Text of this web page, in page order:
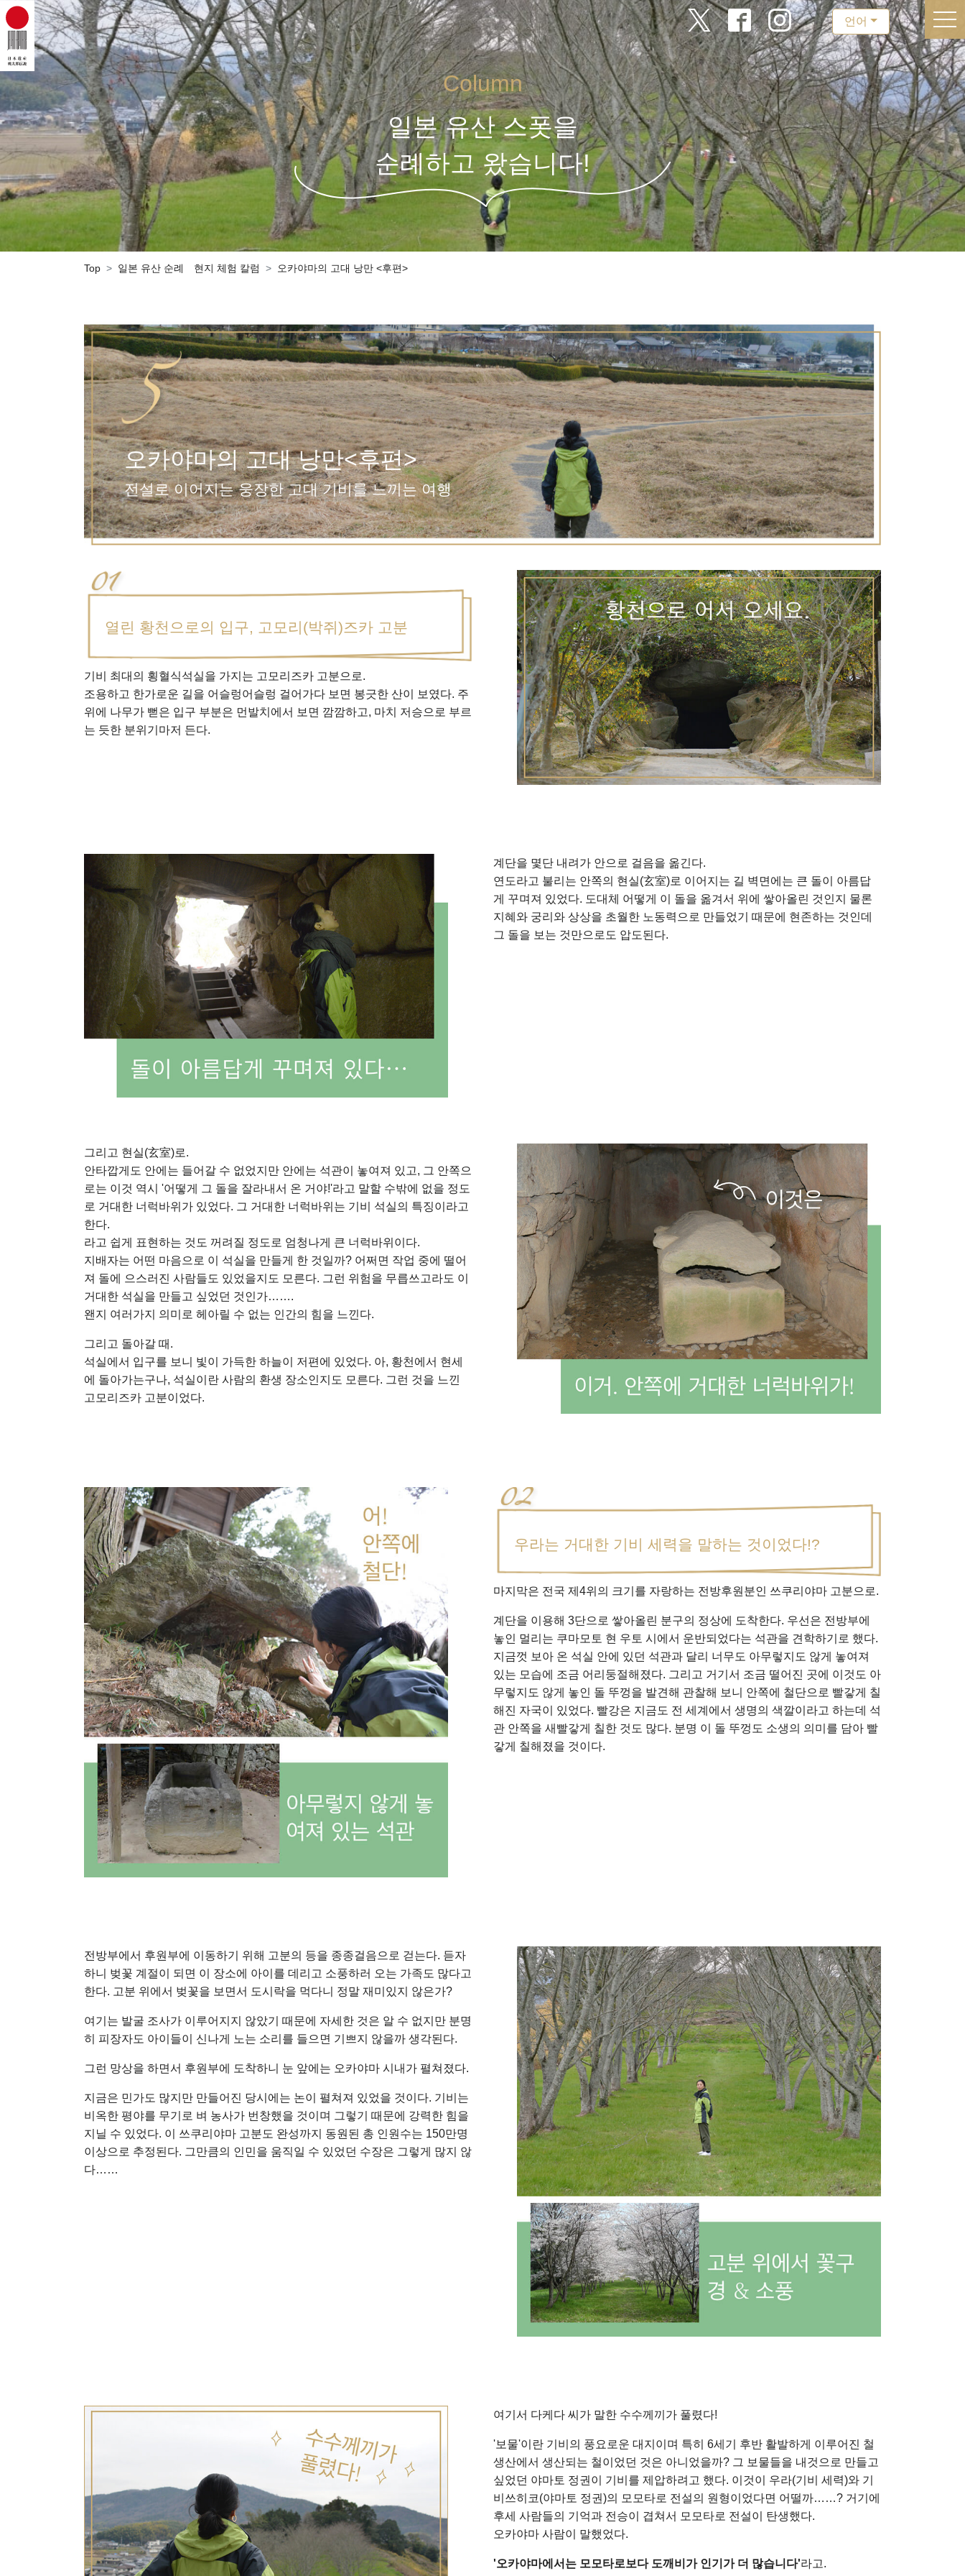
언어
Column
일본 유산 스폿을
순례하고 왔습니다!
Top 일본 유산 순례 현지 체험 칼럼 오카야마의 고대 낭만 <후편>
오카야마의 고대 낭만<후편>
전설로 이어지는 웅장한 고대 기비를 느끼는 여행
열린 황천으로의 입구, 고모리(박쥐)즈카 고분
기비 최대의 횡혈식석실을 가지는 고모리즈카 고분으로.
조용하고 한가로운 길을 어슬렁어슬렁 걸어가다 보면 봉긋한 산이 보였다. 주
위에 나무가 뻗은 입구 부분은 먼발치에서 보면 깜깜하고, 마치 저승으로 부르
는 듯한 분위기마저 든다.
계단을 몇단 내려가 안으로 걸음을 옮긴다.
연도라고 불리는 안쪽의 현실(玄室)로 이어지는 길 벽면에는 큰 돌이 아름답
게 꾸며져 있었다. 도대체 어떻게 이 돌을 옮겨서 위에 쌓아올린 것인지 물론
지혜와 궁리와 상상을 초월한 노동력으로 만들었기 때문에 현존하는 것인데
그 돌을 보는 것만으로도 압도된다.
그리고 현실(玄室)로.
안타깝게도 안에는 들어갈 수 없었지만 안에는 석관이 놓여져 있고, 그 안쪽으
로는 이것 역시 '어떻게 그 돌을 잘라내서 온 거야!'라고 말할 수밖에 없을 정도
로 거대한 너럭바위가 있었다. 그 거대한 너럭바위는 기비 석실의 특징이라고
한다.
라고 쉽게 표현하는 것도 꺼려질 정도로 엄청나게 큰 너럭바위이다.
지배자는 어떤 마음으로 이 석실을 만들게 한 것일까? 어쩌면 작업 중에 떨어
져 돌에 으스러진 사람들도 있었을지도 모른다. 그런 위험을 무릅쓰고라도 이
거대한 석실을 만들고 싶었던 것인가…….
왠지 여러가지 의미로 헤아릴 수 없는 인간의 힘을 느낀다.
그리고 돌아갈 때.
석실에서 입구를 보니 빛이 가득한 하늘이 저편에 있었다. 아, 황천에서 현세
에 돌아가는구나, 석실이란 사람의 환생 장소인지도 모른다. 그런 것을 느낀
고모리즈카 고분이었다.
우라는 거대한 기비 세력을 말하는 것이었다!?
마지막은 전국 제4위의 크기를 자랑하는 전방후원분인 쓰쿠리야마 고분으로.
계단을 이용해 3단으로 쌓아올린 분구의 정상에 도착한다. 우선은 전방부에
놓인 멀리는 쿠마모토 현 우토 시에서 운반되었다는 석관을 견학하기로 했다.
지금껏 보아 온 석실 안에 있던 석관과 달리 너무도 아무렇지도 않게 놓여져
있는 모습에 조금 어리둥절해졌다. 그리고 거기서 조금 떨어진 곳에 이것도 아
무렇지도 않게 놓인 돌 뚜껑을 발견해 관찰해 보니 안쪽에 철단으로 빨갛게 칠
해진 자국이 있었다. 빨강은 지금도 전 세계에서 생명의 색깔이라고 하는데 석
관 안쪽을 새빨갛게 칠한 것도 많다. 분명 이 돌 뚜껑도 소생의 의미를 담아 빨
갛게 칠해졌을 것이다.
전방부에서 후원부에 이동하기 위해 고분의 등을 종종걸음으로 걷는다. 듣자
하니 벚꽃 계절이 되면 이 장소에 아이를 데리고 소풍하러 오는 가족도 많다고
한다. 고분 위에서 벚꽃을 보면서 도시락을 먹다니 정말 재미있지 않은가?
여기는 발굴 조사가 이루어지지 않았기 때문에 자세한 것은 알 수 없지만 분명
히 피장자도 아이들이 신나게 노는 소리를 들으면 기쁘지 않을까 생각된다.
그런 망상을 하면서 후원부에 도착하니 눈 앞에는 오카야마 시내가 펼쳐졌다.
지금은 민가도 많지만 만들어진 당시에는 논이 펼쳐져 있었을 것이다. 기비는
비옥한 평야를 무기로 벼 농사가 번창했을 것이며 그렇기 때문에 강력한 힘을
지닐 수 있었다. 이 쓰쿠리야마 고분도 완성까지 동원된 총 인원수는 150만명
이상으로 추정된다. 그만큼의 인민을 움직일 수 있었던 수장은 그렇게 많지 않
다……
여기서 다케다 씨가 말한 수수께끼가 풀렸다!
'보물'이란 기비의 풍요로운 대지이며 특히 6세기 후반 활발하게 이루어진 철
생산에서 생산되는 철이었던 것은 아니었을까? 그 보물들을 내것으로 만들고
싶었던 야마토 정권이 기비를 제압하려고 했다. 이것이 우라(기비 세력)와 기
비쓰히코(야마토 정권)의 모모타로 전설의 원형이었다면 어떨까……? 거기에
후세 사람들의 기억과 전승이 겹쳐서 모모타로 전설이 탄생했다.
오카야마 사람이 말했었다.
'오카야마에서는 모모타로보다 도깨비가 인기가 더 많습니다'라고.